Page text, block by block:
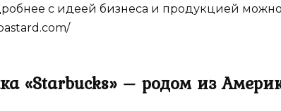
с идеей бизнеса и продукцией можно
«Starbucks» – родом из